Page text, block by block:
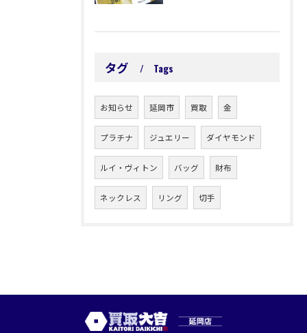
タグ Tags
お知らせ 延岡市 買取 金
プラチナ ジュエリー ダイヤモンド
ルイ・ヴィトン バッグ 財布
ネックレス リング 切手